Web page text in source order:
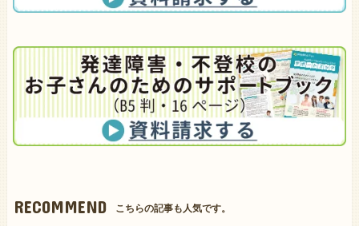
RECOMMEND こちらの記事も人気です。